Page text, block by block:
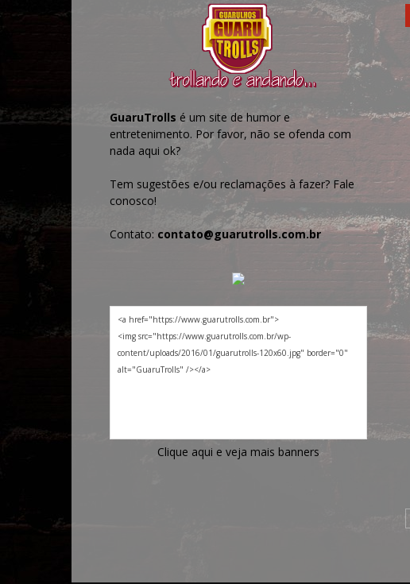
GuaruTrolls é um site de humor e
entretenimento. Por favor, não se ofenda com
nada aqui ok?
Tem sugestões e/ou reclamações à fazer? Fale
conosco!
Contato: contato@guarutrolls.com.br
Clique aqui e veja mais banners